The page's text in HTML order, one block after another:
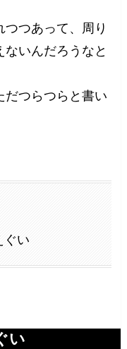
つあって、周り
いんだろうなと
だつらつらと書い
ぐい
い